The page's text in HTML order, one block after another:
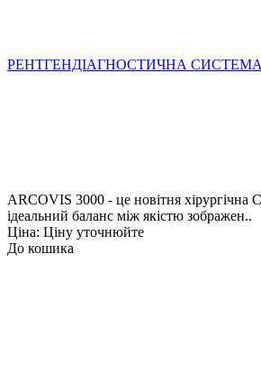
РЕНТГЕНДІАГНОСТИЧНА СИСТЕМА
ARCOVIS 3000 - це новітня хірургічна
ідеальний баланс між якістю зображен..
Ціна: Ціну уточнюйте
До кошика